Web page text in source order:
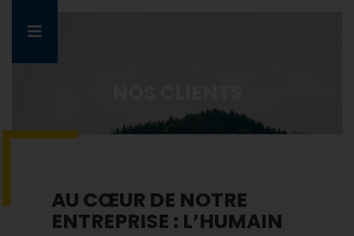
AU CŒUR DE NOTRE
ENTREPRISE : L’HUMAIN